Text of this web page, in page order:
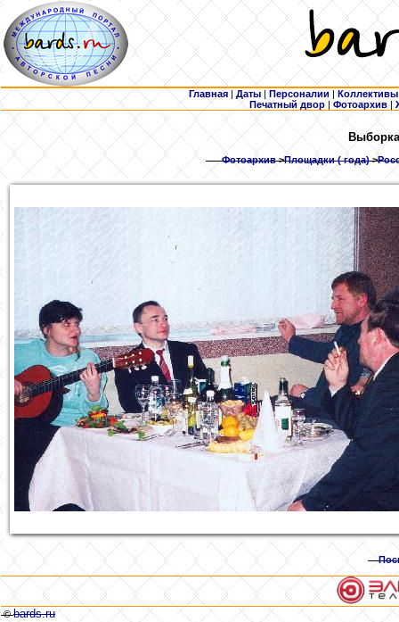
Главная | Даты | Персоналии | Коллективы
Печатный двор |Фотоархив |
Фотоархив>Площадки ( года)>
©bards.ru